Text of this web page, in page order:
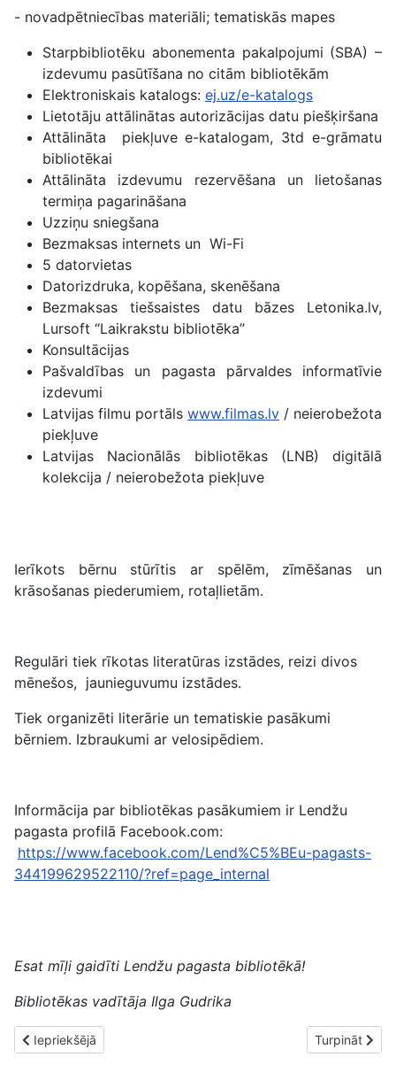
- novadpētniecības materiāli; tematiskās mapes
Starpbibliotēku abonementa pakalpojumi (SBA) –
izdevumu pasūtīšana no citām bibliotēkām
Elektroniskais katalogs: ej.uz/e-katalogs
Lietotāju attālinātas autorizācijas datu piešķiršana
Attālināta piekļuve e-katalogam, 3td e-grāmatu
bibliotēkai
Attālināta izdevumu rezervēšana un lietošanas
termiņa pagarināšana
Uzziņu sniegšana
Bezmaksas internets un Wi-Fi
5 datorvietas
Datorizdruka, kopēšana, skenēšana
Bezmaksas tiešsaistes datu bāzes Letonika.lv,
Lursoft “Laikrakstu bibliotēka”
Konsultācijas
Pašvaldības un pagasta pārvaldes informatīvie
izdevumi
Latvijas filmu portāls www.filmas.lv / neierobežota
piekļuve
Latvijas Nacionālās bibliotēkas (LNB) digitālā
kolekcija / neierobežota piekļuve
Ierīkots bērnu stūrītis ar spēlēm, zīmēšanas un
krāsošanas piederumiem, rotaļlietām.
Regulāri tiek rīkotas literatūras izstādes, reizi divos
mēnešos, jaunieguvumu izstādes.
Tiek organizēti literārie un tematiskie pasākumi
bērniem. Izbraukumi ar velosipēdiem.
Informācija par bibliotēkas pasākumiem ir Lendžu
pagasta profilā Facebook.com:
https://www.facebook.com/Lend%C5%BEu-pagasts-
344199629522110/?ref=page_internal
Esat mīļi gaidīti Lendžu pagasta bibliotēkā!
Bibliotēkas vadītāja Ilga Gudrika
Iepriekšējais raksts: Par Maltas pagasta bibliotēku
Iepriekšējā Nākamais
Turpināt